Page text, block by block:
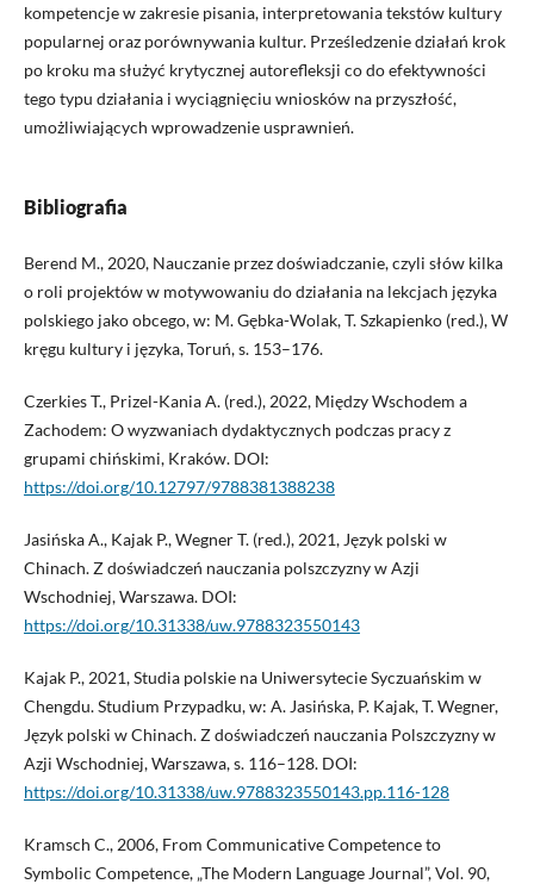
kompetencje w zakresie pisania, interpretowania tekstów kultury
popularnej oraz porównywania kultur. Prześledzenie działań krok
po kroku ma służyć krytycznej autorefleksji co do efektywności
tego typu działania i wyciągnięciu wniosków na przyszłość,
umożliwiających wprowadzenie usprawnień.
Bibliografia
Berend M., 2020, Nauczanie przez doświadczanie, czyli słów kilka
o roli projektów w motywowaniu do działania na lekcjach języka
polskiego jako obcego, w: M. Gębka-Wolak, T. Szkapienko (red.), W
kręgu kultury i języka, Toruń, s. 153–176.
Czerkies T., Prizel-Kania A. (red.), 2022, Między Wschodem a
Zachodem: O wyzwaniach dydaktycznych podczas pracy z
grupami chińskimi, Kraków. DOI:
https://doi.org/10.12797/9788381388238
Jasińska A., Kajak P., Wegner T. (red.), 2021, Język polski w
Chinach. Z doświadczeń nauczania polszczyzny w Azji
Wschodniej, Warszawa. DOI:
https://doi.org/10.31338/uw.9788323550143
Kajak P., 2021, Studia polskie na Uniwersytecie Syczuańskim w
Chengdu. Studium Przypadku, w: A. Jasińska, P. Kajak, T. Wegner,
Język polski w Chinach. Z doświadczeń nauczania Polszczyzny w
Azji Wschodniej, Warszawa, s. 116–128. DOI:
https://doi.org/10.31338/uw.9788323550143.pp.116-128
Kramsch C., 2006, From Communicative Competence to
Symbolic Competence, „The Modern Language Journal”, Vol. 90,